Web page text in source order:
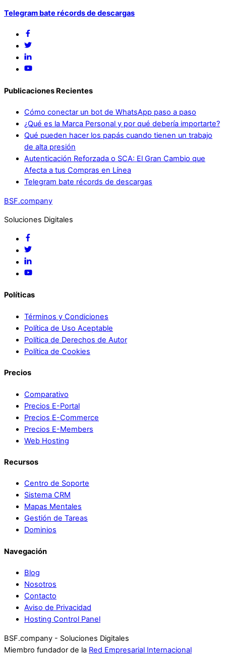
Telegram bate récords de descargas
Publicaciones Recientes
Cómo conectar un bot de WhatsApp paso a paso
¿Qué es la Marca Personal y por qué debería importarte?
Qué pueden hacer los papás cuando tienen un trabajo
de alta presión
Autenticación Reforzada o SCA: El Gran Cambio que
Afecta a tus Compras en Línea
Telegram bate récords de descargas
BSF.company
Soluciones Digitales
Políticas
Términos y Condiciones
Política de Uso Aceptable
Política de Derechos de Autor
Política de Cookies
Precios
Comparativo
Precios E-Portal
Precios E-Commerce
Precios E-Members
Web Hosting
Recursos
Centro de Soporte
Sistema CRM
Mapas Mentales
Gestión de Tareas
Dominios
Navegación
Blog
Nosotros
Contacto
Aviso de Privacidad
Hosting Control Panel
BSF.company - Soluciones Digitales
Miembro fundador de la Red Empresarial Internacional